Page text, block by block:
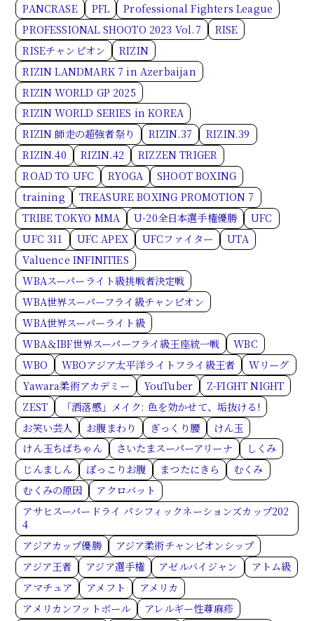
PANCRASE
PFL
Professional Fighters League
PROFESSIONAL SHOOTO 2023 Vol.7
RISE
RISEチャンピオン
RIZIN
RIZIN LANDMARK 7 in Azerbaijan
RIZIN WORLD GP 2025
RIZIN WORLD SERIES in KOREA
RIZIN 師走の超強者祭り
RIZIN.37
RIZIN.39
RIZIN.40
RIZIN.42
RIZZEN TRIGER
ROAD TO UFC
RYOGA
SHOOT BOXING
training
TREASURE BOXING PROMOTION 7
TRIBE TOKYO MMA
U-20全日本選手権優勝
UFC
UFC 311
UFC APEX UFCファイター
UTA
Valuence INFINITIES
WBAスーパーライト級挑戦者決定戦
WBA世界スーパーフライ級チャンピオン
WBA世界スーパーライト級
WBA＆IBF世界スーパーフライ級王座統一戦
WBC
WBO
WBOアジア太平洋ライトフライ級王者
Wリーグ
Yawara柔術アカデミー
YouTuber
Z-FIGHT NIGHT
ZEST
「洒落感」メイク: 色を効かせて、垢抜ける!
お笑い芸人
お腹まわり ぎっくり腰
けん玉
けん玉ちばちゃん
さいたまスーパーアリーナ
しくみ
じんましん
ぽっこりお腹 まつたにきら
むくみ
むくみの原因
アクロバット
アサヒスーパードライ パシフィックネーションズカップ202
4
アジアカップ優勝
アジア柔術チャンピオンシップ
アジア王者
アジア選手権 アゼルバイジャン
アトム級
アマチュア
アメフト
アメリカ
アメリカンフットボール
アレルギー性蕁麻疹